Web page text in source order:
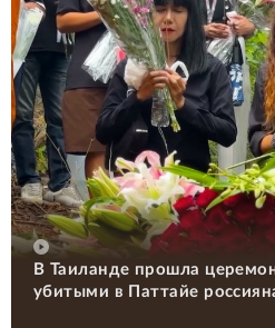
В Таиланде прошла
убитыми в Паттайе